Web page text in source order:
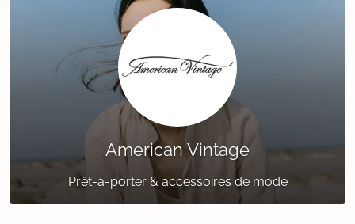
American Vintage
Prêt-à-porter & accessoires de mode